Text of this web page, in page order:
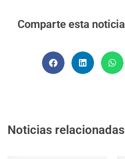
Comparte esta noticia
Noticias relacionadas